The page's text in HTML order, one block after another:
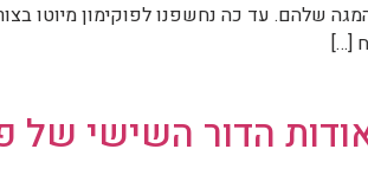
שלהם. עד כה נחשפנו לפוקימון מיוטו
[…]
הדור השישי של